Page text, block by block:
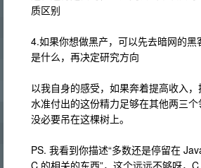
质区别
4.如果你想做黑产，可以先去暗网的
是什么，再决定研究方向
以我自身的感受，如果奔着提高收入
水准付出的这份精力足够在其他两三个
没必要吊在这棵树上。
PS. 我看到你描述“多数还是停留在
C 的相关的东西”，这个远远不够呀，